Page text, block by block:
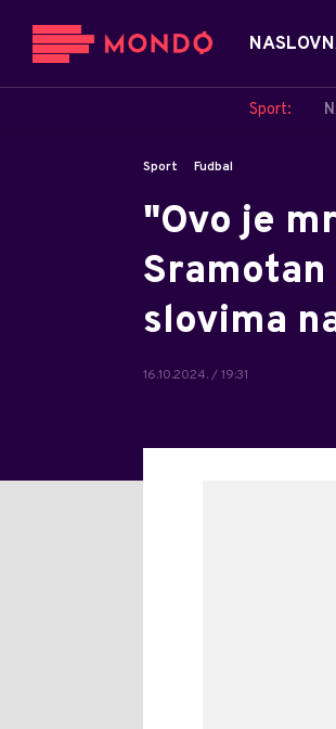
Sport:
Sport Fudbal
"Ovo je
slovima
16.10.2024. / 19:31